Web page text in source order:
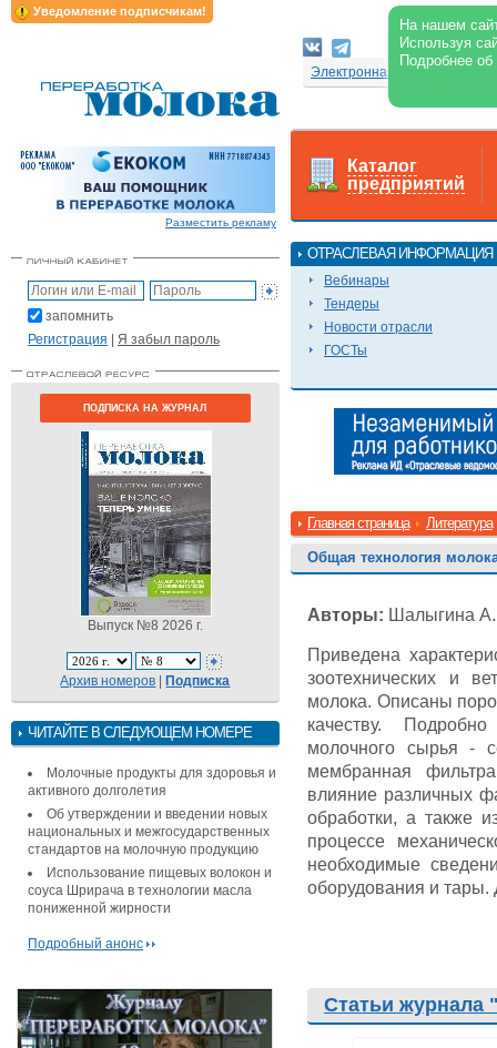
Уведомление подписчикам!
На нашем
Используя
Подробнее
Электронная версия
Разместить рекламу
запомнить
Регистрация | Я забыл пароль
ПОДПИСКА НА ЖУРНАЛ
Выпуск №8 2026 г.
Архив номеров |Подписка
ЧИТАЙТЕ В СЛЕДУЮЩЕМ НОМЕРЕ
Молочные продукты для здоровья и
активного долголетия
Об утверждении и введении новых
национальных и межгосударственных
стандартов на молочную продукцию
Использование пищевых волокон и
соуса Шрирача в технологии масла
пониженной жирности
Подробный анонс
Каталог
предприятий
ОТРАСЛЕВАЯ ИНФОРМАЦИЯ
Вебинары
Тендеры
Новости отрасли
ГОСТы
Главная страница Литература
Общая технология
Авторы: Шалыгина
Приведена
зоотехнических и
молока. Описаны
качеству.
молочного сырья -
мембранная
влияние различных
обработки, а также
процессе
необходимые
оборудования и тары.
Статьи журнала